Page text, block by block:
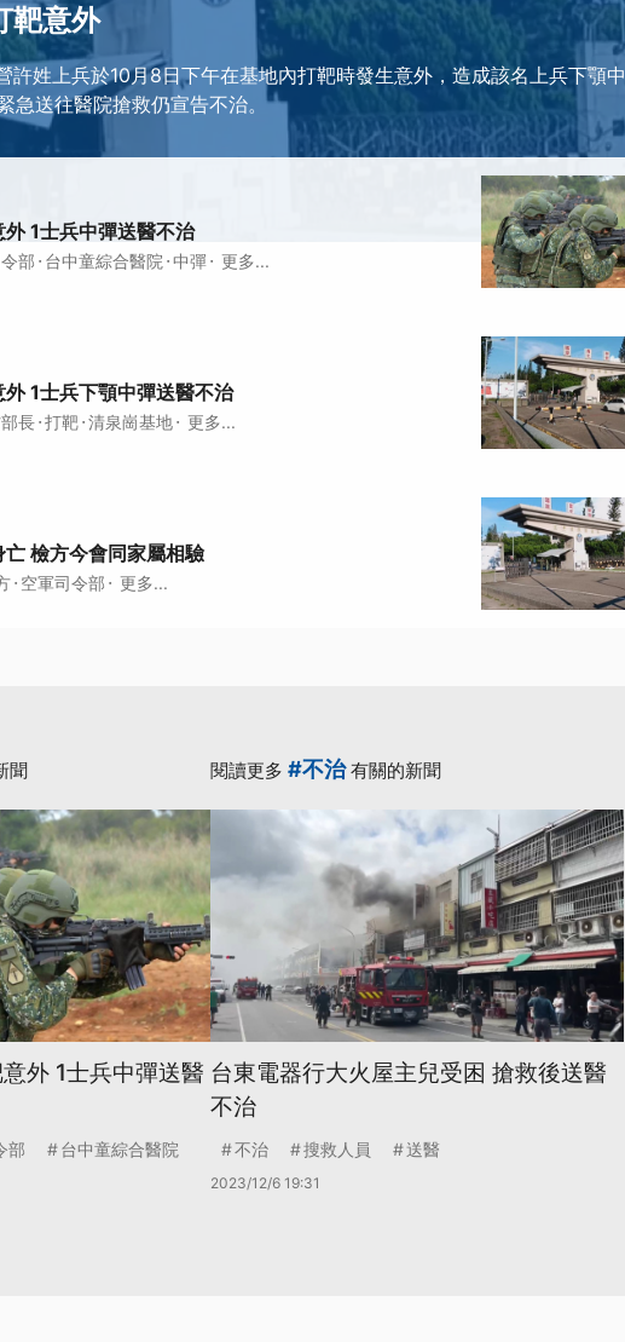
靶意外
許姓上兵於10月8日下午在基地內打靶時發生意外，造成該名上兵下顎中
急送往醫院搶救仍宣告不治。
1士兵中彈送醫不治
部 · 台中童綜合醫院 ·中彈· 更多...
1士兵下顎中彈送醫不治
長·打靶·清泉崗基地· 更多...
檢方今會同家屬相驗
· 空軍司令部 · 更多...
聞
外 1士兵中彈送醫
部
台中童綜合醫院
閱讀更多 #不治有關的新聞
台東電器行大火屋主兒受困 搶救後送醫
不治
不治 搜救人員 送醫
2023/12/6 19:31